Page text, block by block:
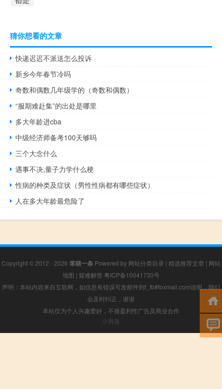
猜你想看的文章
快递迟迟不派送怎么投诉
新乡今年春节冷吗
奇数和偶数几年级学的（奇数和偶数）
“服期难赴集”的出处是哪里
多大年龄进cba
中级经济师备考100天够吗
三个大念什么
遇事不决,量子力学什么梗
性病的种类及症状（男性性病都有哪些症状）
人在多大年龄最危险了
Copyright © 2012 - 2026 笨猪一条 Powered by 网站分类目录 | 精选推荐文章 | 网站
地图 | 疑难解答 粤ICP备10041730号
声明：本站内容来自互联网，如信息有错误可发邮件到f_fb#foxmail.com说明，我们
会及时纠正，谢谢
本站仅为个人兴趣爱好，不接盈利性广告及商业合作
小男孩